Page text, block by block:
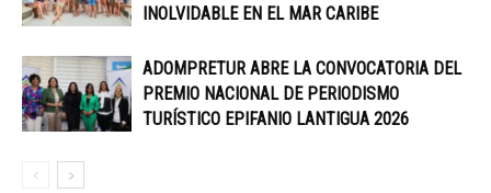
INOLVIDABLE EN EL MAR CARIBE
ADOMPRETUR ABRE LA CONVOCATORIA DEL
PREMIO NACIONAL DE PERIODISMO
TURÍSTICO EPIFANIO LANTIGUA 2026